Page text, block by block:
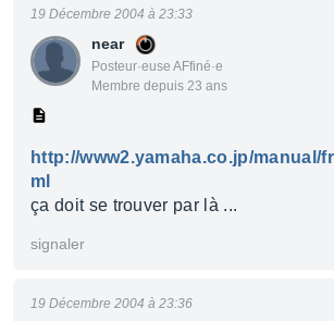
near
Posteur·euse AFfiné·e
Membre depuis 23 ans
19 Décembre 2004 à 23:33
http://www2.yamaha.co.jp/manual/
ml
ça doit se trouver par là ...
signaler
19 Décembre 2004 à 23:36